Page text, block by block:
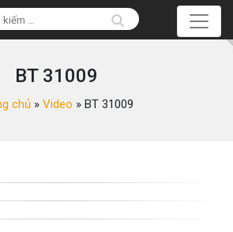
BT 31009
chủ» Video » BT 31009